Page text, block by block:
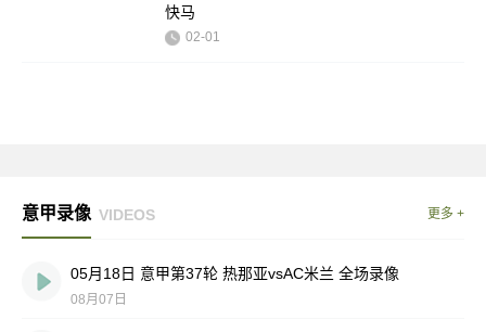
快马
02-01
意甲录像 VIDEOS 更多 +
05月18日 意甲第37轮 热那亚vsAC米兰 全场录像
08月07日